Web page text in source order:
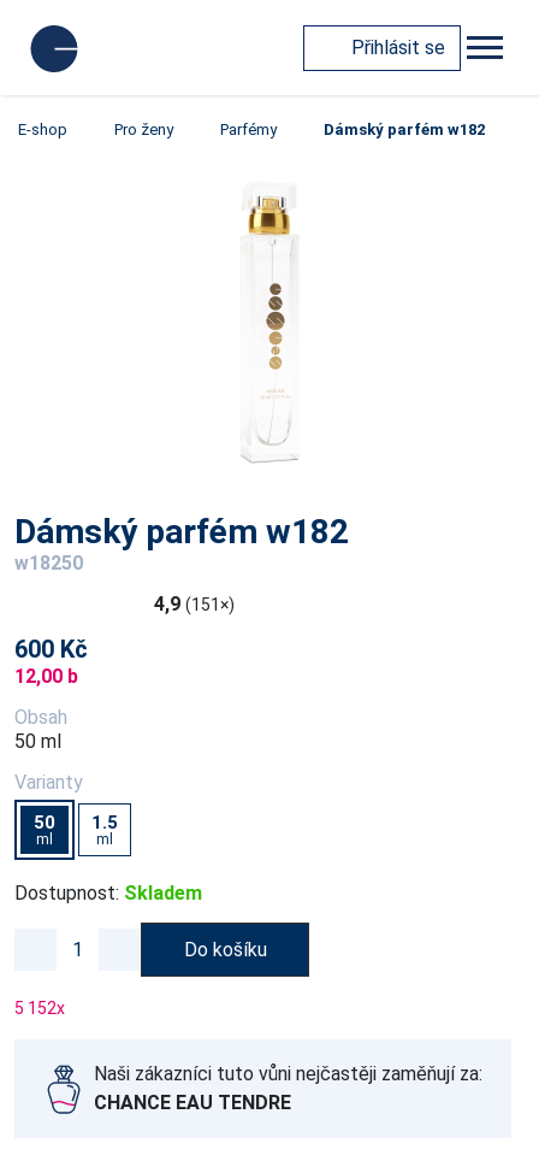
Přihlásit se
E-shop Pro ženy Parfémy Dámský parfém w182
Dámský parfém w182
w18250
4,9 (151×)
600 Kč
12,00 b
Obsah
50 ml
Varianty
50
ml
1.5
ml
Dostupnost: Skladem
Do košíku
5 152x
Naši zákazníci tuto vůni nejčastěji zaměňují za:
CHANCE EAU TENDRE